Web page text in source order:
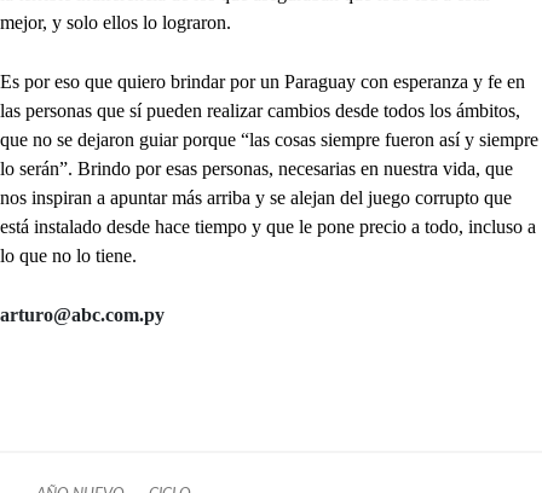
mejor, y solo ellos lo lograron.
Es por eso que quiero brindar por un Paraguay con esperanza y fe en
las personas que sí pueden realizar cambios desde todos los ámbitos,
que no se dejaron guiar porque “las cosas siempre fueron así y siempre
lo serán”. Brindo por esas personas, necesarias en nuestra vida, que
nos inspiran a apuntar más arriba y se alejan del juego corrupto que
está instalado desde hace tiempo y que le pone precio a todo, incluso a
lo que no lo tiene.
arturo@abc.com.py